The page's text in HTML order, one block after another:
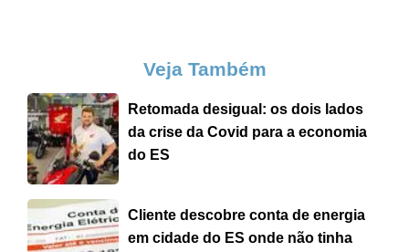
Veja Também
Retomada desigual: os dois lados
da crise da Covid para a economia
do ES
Cliente descobre conta de energia
em cidade do ES onde não tinha